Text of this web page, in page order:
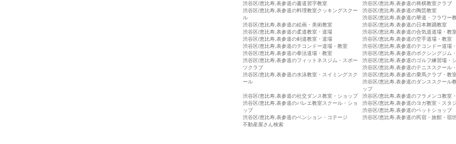
渋谷区/恵比寿,表参道の書道習字教室
渋谷区/恵比寿,表参道の将棋教室クラブ
渋谷区/恵比寿,表参道の料理教室クッキングスクー
ル
渋谷区/恵比寿,表参道の陶芸教室
渋谷区/恵比寿,表参道の華道・フラワー
渋谷区/恵比寿,表参道の絵画・美術教室
渋谷区/恵比寿,表参道の日本舞踊教室
渋谷区/恵比寿,表参道の柔道教室・道場
渋谷区/恵比寿,表参道の合気道道場・教
渋谷区/恵比寿,表参道の剣道教室・道場
渋谷区/恵比寿,表参道の空手道場・教室
渋谷区/恵比寿,表参道のテコンドー道場・教室
渋谷区/恵比寿,表参道のテコンドー道場
渋谷区/恵比寿,表参道の拳法道場・教室
渋谷区/恵比寿,表参道のボクシングジム
渋谷区/恵比寿,表参道のフィットネスジム・スポー
ツクラブ
渋谷区/恵比寿,表参道のゴルフ練習場・
渋谷区/恵比寿,表参道のテニススクール
渋谷区/恵比寿,表参道の水泳教室・スイミングスク
ール
渋谷区/恵比寿,表参道の乗馬クラブ・教
渋谷区/恵比寿,表参道のダンススクール
ップ
渋谷区/恵比寿,表参道の社交ダンス教室・ショップ
渋谷区/恵比寿,表参道のフラメンコ教室
渋谷区/恵比寿,表参道のバレエ教室スクール・ショ
ップ
渋谷区/恵比寿,表参道のヨガ教室・スタ
渋谷区/恵比寿,表参道のペットショップ
渋谷区/恵比寿,表参道のペンション・コテージ
渋谷区/恵比寿,表参道の民宿・旅館・宿
不動産屋さん検索